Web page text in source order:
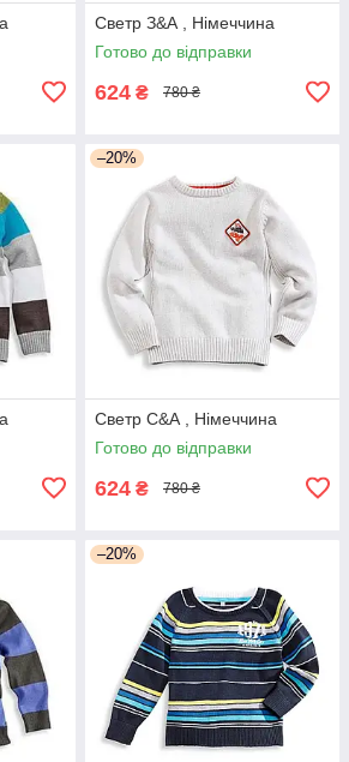
Светр З&А , Німеччина
Готово до відправки
624 ₴ 780 ₴
–20%
Светр С&А , Німеччина
Готово до відправки
624 ₴ 780 ₴
–20%